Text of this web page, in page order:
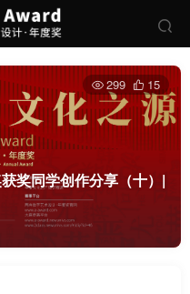
奖同学创作分享（十）|
299 15